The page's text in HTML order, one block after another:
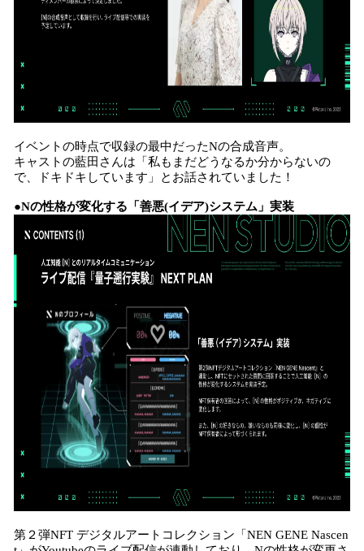
イベントの時点で収録の最中だったNの合成音声。
キャストの藍田さんは「私もまだどうなるか分からないの
で、ドキドキしています」とお話されていました！
●Nの性格が変化する「善悪(イデア)システム」実装
第２弾NFT デジタルアートコレクション「NEN GENE Nascen